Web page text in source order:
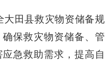
大田县救灾物资储备规
保救灾物资储备、管
急救助需求，提高自